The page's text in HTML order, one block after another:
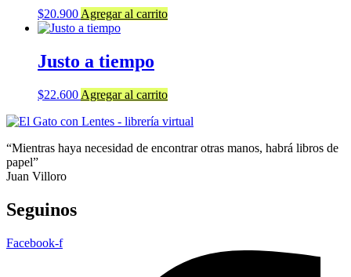
$20.900 Agregar al carrito
Justo a tiempo
$22.600 Agregar al carrito
“Mientras haya necesidad de encontrar otras manos, habrá libros de
papel”
Juan Villoro
Seguinos
Facebook-f